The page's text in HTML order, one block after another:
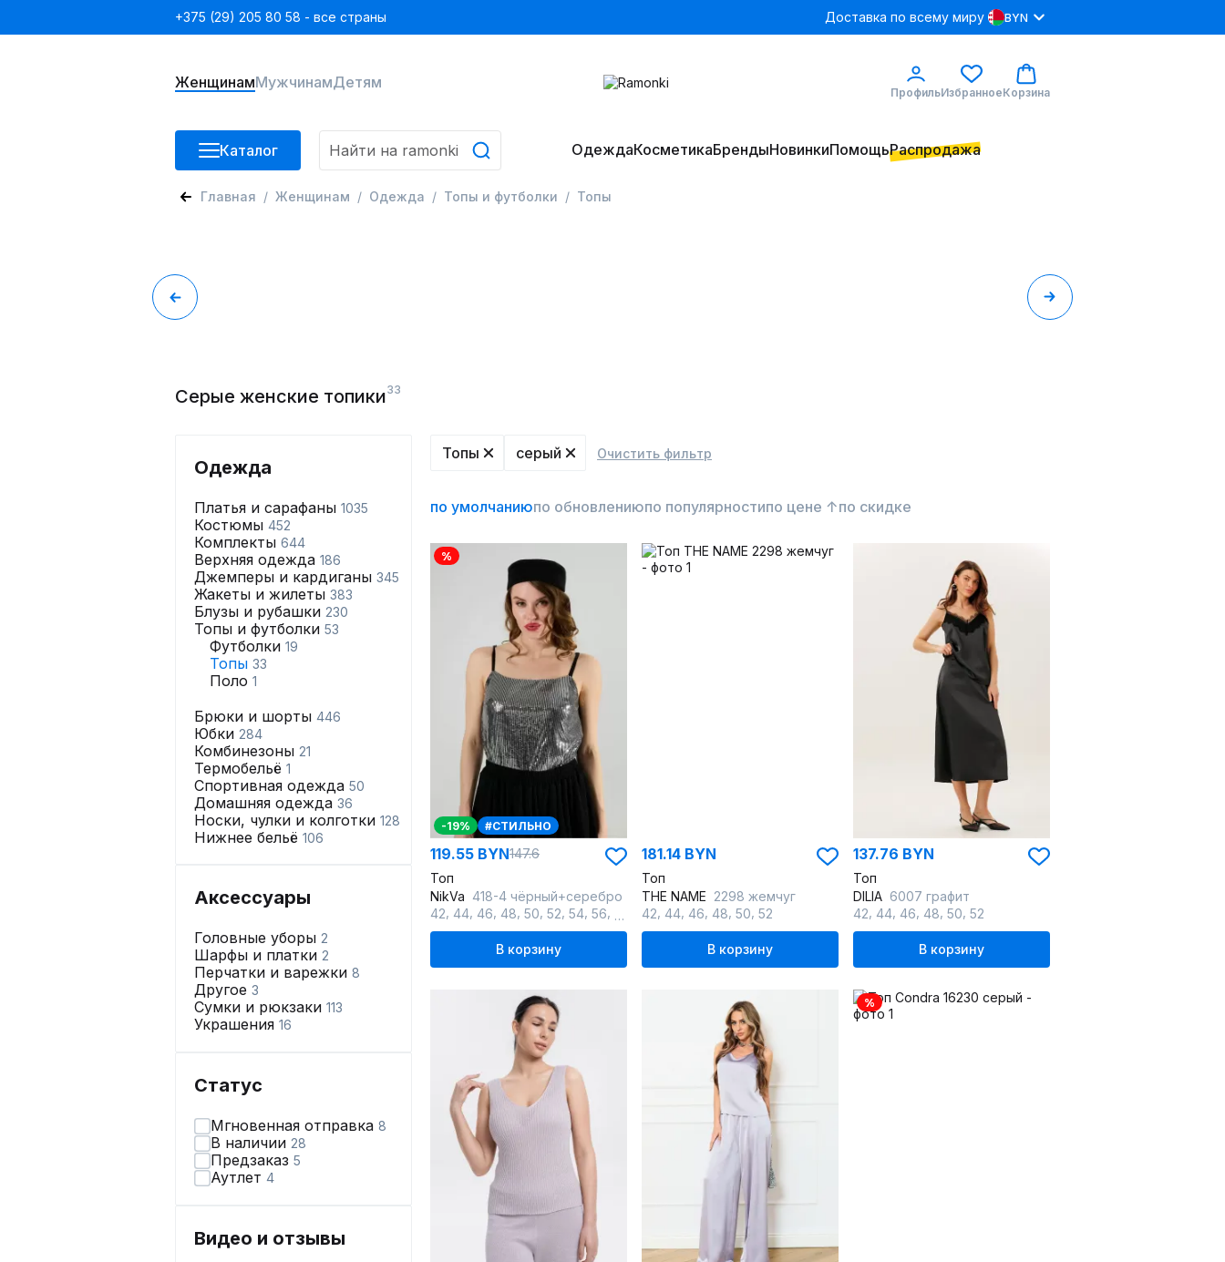
+375 (29) 205 80 58 - все страны Доставка по всему миру BYN
ЖенщинамМужчинамДетям
ПрофильИзбранноеКорзина
Каталог ОдеждаКосметикаБрендыНовинкиПомощьРаспродажа
Главная Женщинам Одежда Топы и футболки Топы
Серые женские топики33
Одежда
Платья и сарафаны 1035
Костюмы 452
Комплекты 644
Верхняя одежда 186
Джемперы и кардиганы 345
Жакеты и жилеты 383
Блузы и рубашки 230
Топы и футболки 53
Футболки 19
Топы 33
Поло 1
Брюки и шорты 446
Юбки 284
Комбинезоны 21
Термобельё 1
Спортивная одежда 50
Домашняя одежда 36
Носки, чулки и колготки 128
Нижнее бельё 106
Аксессуары
Головные уборы 2
Шарфы и платки 2
Перчатки и варежки 8
Другое 3
Сумки и рюкзаки 113
Украшения 16
Статус
Мгновенная отправка 8
В наличии 28
Предзаказ 5
Аутлет 4
Видео и отзывы
Топы серый Очистить фильтр
по умолчаниюпо обновлениюпо популярностипо цене ↑по скидке
%
-19% #СТИЛЬНО
119.55 BYN147.6
Топ
NikVa 418-4 чёрный+серебро
42 44 46 48 50 52 54 56 60
В корзину
181.14 BYN
Топ
THE NAME 2298 жемчуг
42 44 46 48 50 52
В корзину
137.76 BYN
Топ
DILIA 6007 графит
42 44 46 48 50 52
В корзину
%